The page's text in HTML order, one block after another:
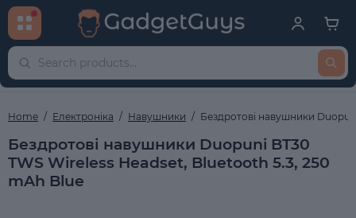
Home Електроніка Навушники Бездротові навушники
Бездротові навушники Duopuni BT30
TWS Wireless Headset, Bluetooth 5.3, 250
mAh Blue